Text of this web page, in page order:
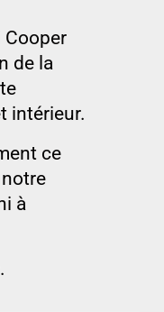
Cooper
de la
intérieur.
ce
à